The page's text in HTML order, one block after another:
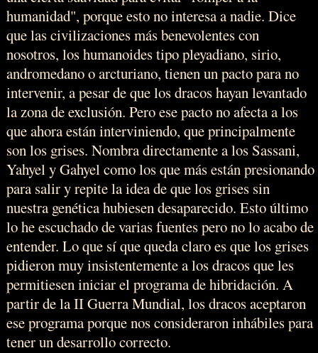
humanidad", porque esto no interesa a nadie. Dice
que las civilizaciones más benevolentes con
nosotros, los humanoides tipo pleyadiano, sirio,
andromedano o arcturiano, tienen un pacto para no
intervenir, a pesar de que los dracos hayan levantado
la zona de exclusión. Pero ese pacto no afecta a los
que ahora están interviniendo, que principalmente
son los grises. Nombra directamente a los Sassani,
Yahyel y Gahyel como los que más están presionando
para salir y repite la idea de que los grises sin
nuestra genética hubiesen desaparecido. Esto último
lo he escuchado de varias fuentes pero no lo acabo de
entender. Lo que sí que queda claro es que los grises
pidieron muy insistentemente a los dracos que les
permitiesen iniciar el programa de hibridación. A
partir de la II Guerra Mundial, los dracos aceptaron
ese programa porque nos consideraron inhábiles para
tener un desarrollo correcto.